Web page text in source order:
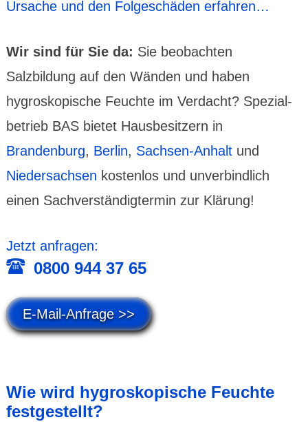
Ursache und den Folge­schäden erfahren…
Wir sind für Sie da: Sie beobachten
Salzbildung auf den Wänden und haben
hygroskopische Feuchte im Verdacht? Spezial­
betrieb BAS bietet Hausbe­sit­zern in
Brandenburg, Berlin, Sachsen-Anhaltund
Nieder­sachsen kosten­los und unver­bind­lich
einen Sach­ver­stän­dig­termin zur Klärung!
Jetzt anfragen:
0800 944 37 65
E-Mail-Anfrage >>
Wie wird hygros­kopische Feuchte
festgestellt?